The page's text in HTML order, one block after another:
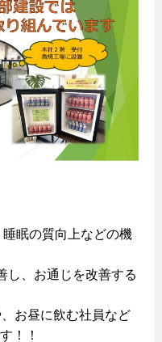
眠の質向上などの機
し、お通じを改善する
お昼に飲む社員など
！！